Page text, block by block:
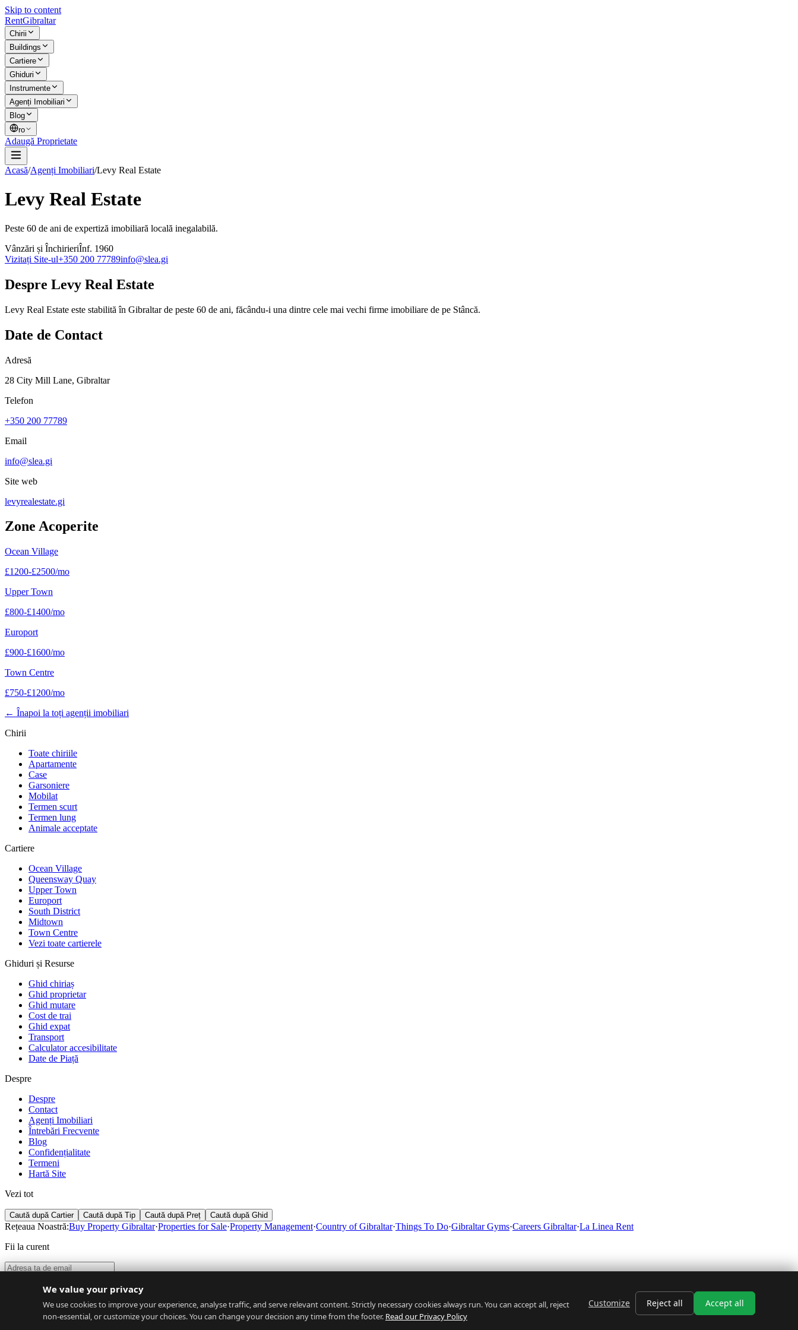
Skip to content
RentGibraltar
Chirii
Buildings
Cartiere
Ghiduri
Instrumente
Agenți Imobiliari
Blog
ro
Adaugă Proprietate
Acasă/Agenți Imobiliari/Levy Real Estate
Levy Real Estate
Peste 60 de ani de expertiză imobiliară locală inegalabilă.
Vânzări și ÎnchirieriÎnf. 1960
Vizitați Site-ul+350 200 77789info@slea.gi
Despre Levy Real Estate
Levy Real Estate este stabilită în Gibraltar de peste 60 de ani, făcându-i una dintre cele mai vechi firme imobiliare de pe Stâncă.
Date de Contact
Adresă
28 City Mill Lane, Gibraltar
Telefon
+350 200 77789
Email
info@slea.gi
Site web
levyrealestate.gi
Zone Acoperite
Ocean Village
£1200-£2500/mo
Upper Town
£800-£1400/mo
Europort
£900-£1600/mo
Town Centre
£750-£1200/mo
← Înapoi la toți agenții imobiliari
Chirii
Toate chiriile
Apartamente
Case
Garsoniere
Mobilat
Termen scurt
Termen lung
Animale acceptate
Cartiere
Ocean Village
Queensway Quay
Upper Town
Europort
South District
Midtown
Town Centre
Vezi toate cartierele
Ghiduri și Resurse
Ghid chiriaș
Ghid proprietar
Ghid mutare
Cost de trai
Ghid expat
Transport
Calculator accesibilitate
Date de Piață
Despre
Despre
Contact
Agenți Imobiliari
Întrebări Frecvente
Blog
Confidențialitate
Termeni
Hartă Site
Vezi tot
Caută după Cartier Caută după Tip Caută după Preț Caută după Ghid
Rețeaua Noastră:Buy Property Gibraltar·Properties for Sale·Property Management·Country of Gibraltar·Things To Do·Gibraltar Gyms·Careers Gibraltar·La Linea Rent
Fii la curent
RentGibraltar .Toate drepturile rezervate.
Confidențialitate·Termeni·
We value your privacy
We use cookies to improve your experience, analyse traffic, and serve relevant content. Strictly necessary cookies always run. You can accept all, reject
non-essential, or customize your choices. You can change your decision any time from the footer. Read our Privacy Policy
Customize Reject all Accept all